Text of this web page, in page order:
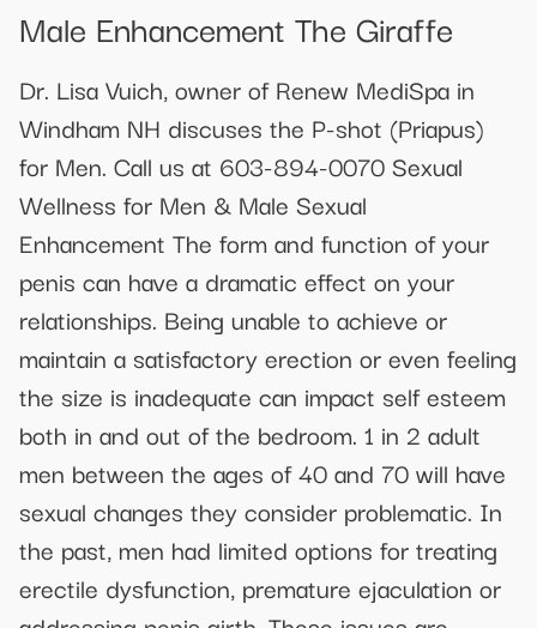
Male Enhancement The Giraffe
Dr. Lisa Vuich, owner of Renew MediSpa in
Windham NH discuses the P-shot (Priapus)
for Men. Call us at 603-894-0070 Sexual
Wellness for Men & Male Sexual
Enhancement The form and function of your
penis can have a dramatic effect on your
relationships. Being unable to achieve or
maintain a satisfactory erection or even feeling
the size is inadequate can impact self esteem
both in and out of the bedroom. 1 in 2 adult
men between the ages of 40 and 70 will have
sexual changes they consider problematic. In
the past, men had limited options for treating
erectile dysfunction, premature ejaculation or